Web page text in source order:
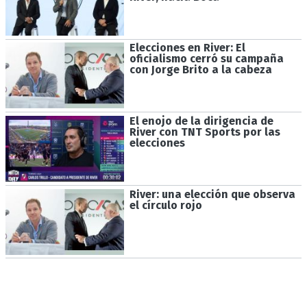
Elecciones en River: El
oficialismo cerró su campaña
con Jorge Brito a la cabeza
El enojo de la dirigencia de
River con TNT Sports por las
elecciones
River: una elección que observa
el círculo rojo